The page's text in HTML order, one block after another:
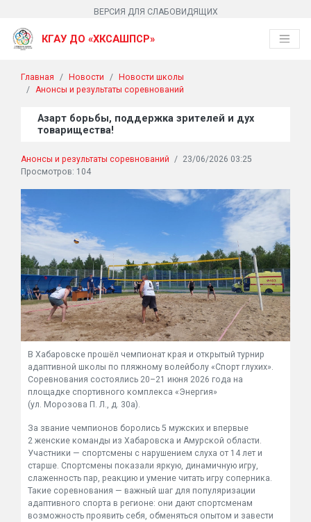
ВЕРСИЯ ДЛЯ СЛАБОВИДЯЩИХ
КГАУ ДО «ХКСАШПСР»
Главная Новости
Новости школы
Анонсы и результаты соревнований
Азарт борьбы, поддержка зрителей и дух
товарищества!
Анонсы и результаты соревнований / 23/06/2026 03:25
Просмотров: 104
В Хабаровске прошёл чемпионат края и открытый турнир
адаптивной школы по пляжному волейболу «Спорт глухих».
Соревнования состоялись 20–21 июня 2026 года на
площадке спортивного комплекса «Энергия»
(ул. Морозова П. Л., д. 30а).
За звание чемпионов боролись 5 мужских и впервые
2 женские команды из Хабаровска и Амурской области.
Участники — спортсмены с нарушением слуха от 14 лет и
старше. Спортсмены показали яркую, динамичную игру,
слаженность пар, реакцию и умение читать игру соперника.
Такие соревнования — важный шаг для популяризации
адаптивного спорта в регионе: они дают спортсменам
возможность проявить себя, обменяться опытом и завести